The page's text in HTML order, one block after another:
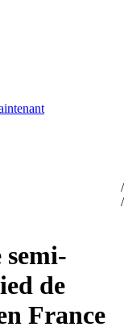
semi-
de
France